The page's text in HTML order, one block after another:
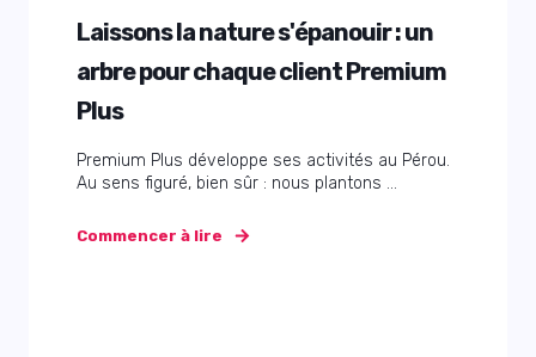
Laissons la nature s'épanouir : un
arbre pour chaque client Premium
Plus
Premium Plus développe ses activités au Pérou.
Au sens figuré, bien sûr : nous plantons ...
Commencer à lire